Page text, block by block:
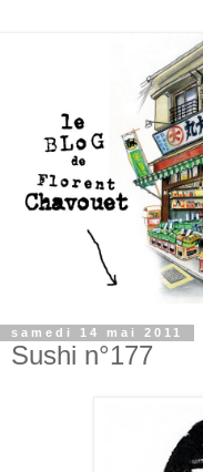
samedi 14 mai 2011
Sushi n°177